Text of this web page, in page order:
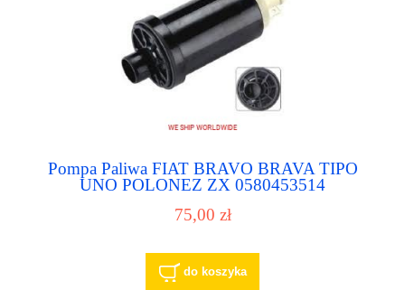
Pompa Paliwa FIAT BRAVO BRAVA TIPO
UNO POLONEZ ZX 0580453514
75,00 zł
do koszyka